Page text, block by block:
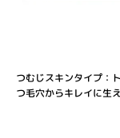
つむじスキンタイプ：
つ毛穴からキレイに生